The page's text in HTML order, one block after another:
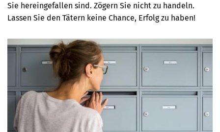
Sie hereingefallen sind. Zögern Sie nicht zu handeln.
Lassen Sie den Tätern keine Chance, Erfolg zu haben!